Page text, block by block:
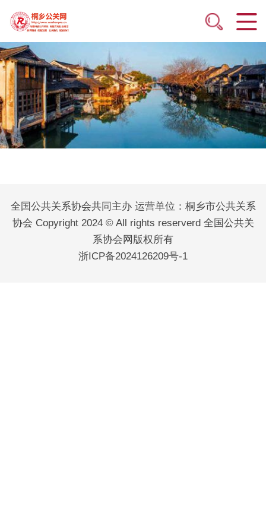
全国公共关系协会共同主办 运营单位：桐乡市公共关系
协会 Copyright 2024 © All rights reserverd 全国公共关
系协会网版权所有
浙ICP备2024126209号-1